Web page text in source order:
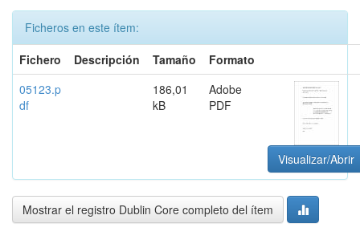
Ficheros en este ítem:
Fichero
Descripción Tamaño
Formato
05123.p
df
186,01
kB
Adobe
PDF
Visualizar/Abrir
Mostrar el registro Dublin Core completo del ítem